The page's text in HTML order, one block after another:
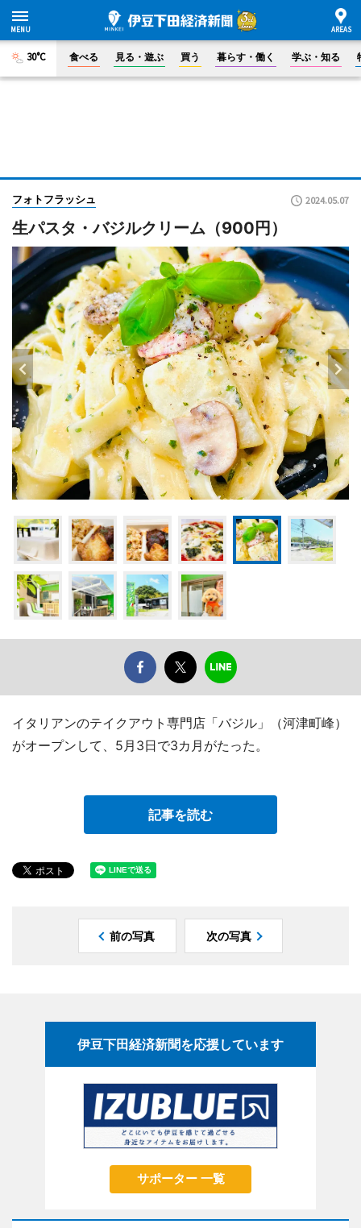
30°C 食べる 見る・遊ぶ 買う 暮らす・働く 学ぶ・知る
フォトフラッシュ 2024.05.07
生パスタ・バジルクリーム（900円）
イタリアンのテイクアウト専門店「バジル」（河津町峰）
がオープンして、5月3日で3カ月がたった。
記事を読む
前の写真 次の写真
伊豆下田経済新聞を応援しています
サポーター 一覧